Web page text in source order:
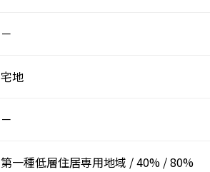
－
宅地
－
第一種低層住居専用地域 /40% /80%